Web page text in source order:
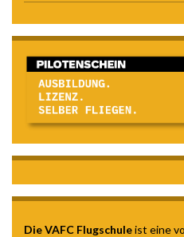
Die VAFC Flugschuleist eine